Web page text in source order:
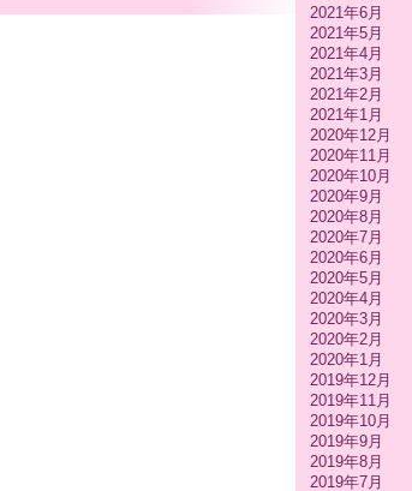
2021年6月
2021年5月
2021年4月
2021年3月
2021年2月
2021年1月
2020年12月
2020年11月
2020年10月
2020年9月
2020年8月
2020年7月
2020年6月
2020年5月
2020年4月
2020年3月
2020年2月
2020年1月
2019年12月
2019年11月
2019年10月
2019年9月
2019年8月
2019年7月